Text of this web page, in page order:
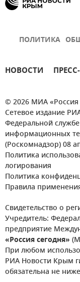
ПОЛИТИКА
НОВОСТИ
© 2026 МИА «Россия
Сетевое издание
Федеральной
информационных
(Роскомнадзор) 08
Политика
логирования
Политика
Правила
Свидетельство о
Учредитель:
предприятие
«Россия сегодня»
При любом
РИА Новости Крым
обязательна не